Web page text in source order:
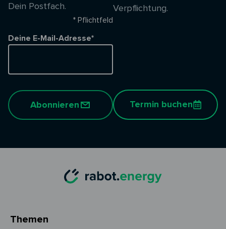
Dein Postfach.
* Pflichtfeld
Deine E-Mail-Adresse*
Abonnieren
Verpflichtung.
Termin buchen
Themen